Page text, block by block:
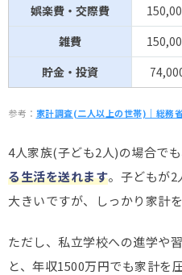
娯楽費・交際費
雑費
貯金・投資
参考： 家計調査(二人以上の世帯)｜総務
4人家族(子ども2人)の場合でも
る生活を送れます。子どもが2
大きいですが、しっかり家計
ただし、私立学校への進学や
と、年収1500万円でも家計を